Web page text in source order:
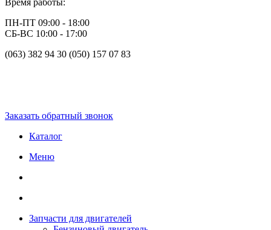
Время работы:
ПН-ПТ 09:00 - 18:00
СБ-ВС 10:00 - 17:00
(063) 382 94 30 (050) 157 07 83
Заказать обратный звонок
Каталог
Меню
Запчасти для двигателей